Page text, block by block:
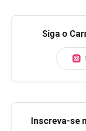
Siga o
Inscreva-se